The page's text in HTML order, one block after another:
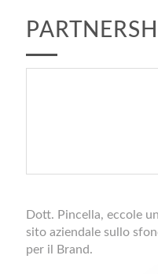
Dott. Pincella, eccole
sito aziendale sullo
per il Brand.